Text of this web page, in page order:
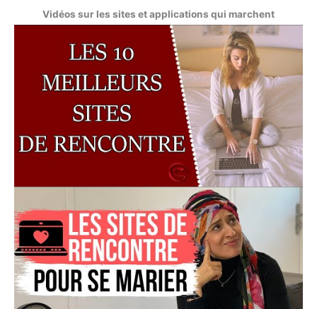
Vidéos sur les sites et applications qui marchent